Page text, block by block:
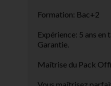
Formation: Bac+2
Expérience: 5 ans en
Garantie.
Maîtrise du Pack